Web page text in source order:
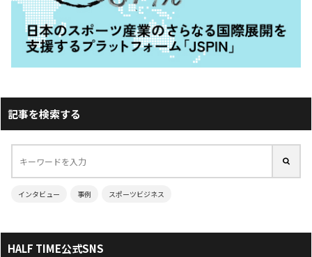
記事を検索する
インタビュー 事例 スポーツビジネス
HALF TIME公式SNS